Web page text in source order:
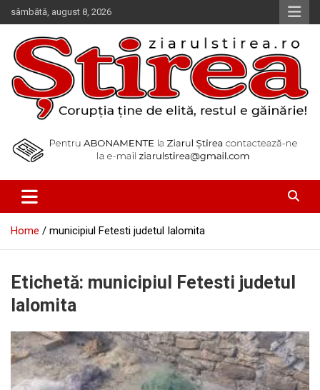
Skip
to
content
sâmbătă, august 8, 2026
Ziarul Știrea
Home municipiul Fetesti judetul Ialomita
Etichetă: municipiul Fetesti judetul
Ialomita